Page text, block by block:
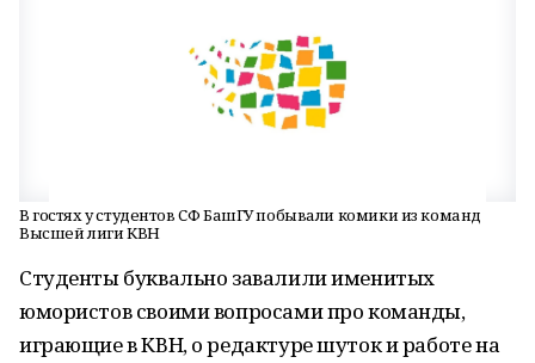
В гостях у студентов СФ БашГУ побывали комики из команд
Высшей лиги КВН
Студенты буквально завалили именитых
юмористов своими вопросами про команды,
играющие в КВН, о редактуре шуток и работе на